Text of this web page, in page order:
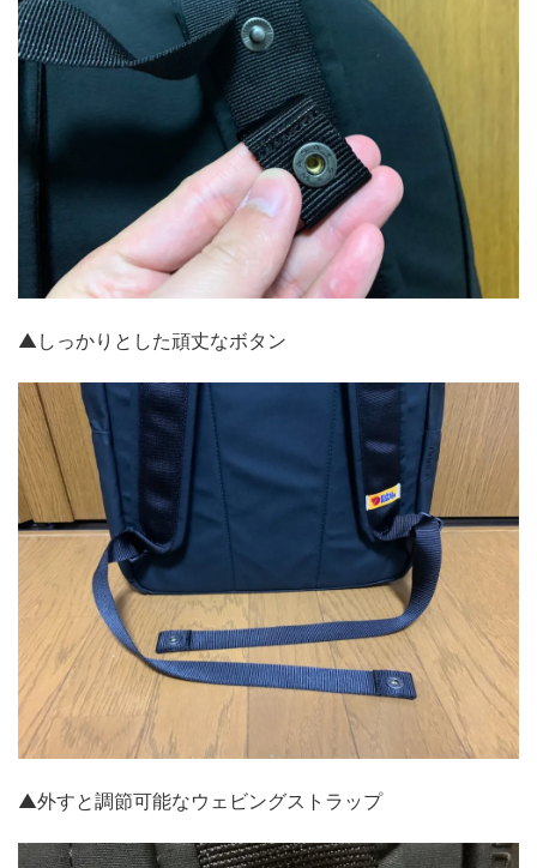
▲しっかりとした頑丈なボタン
▲外すと調節可能なウェビングストラップ